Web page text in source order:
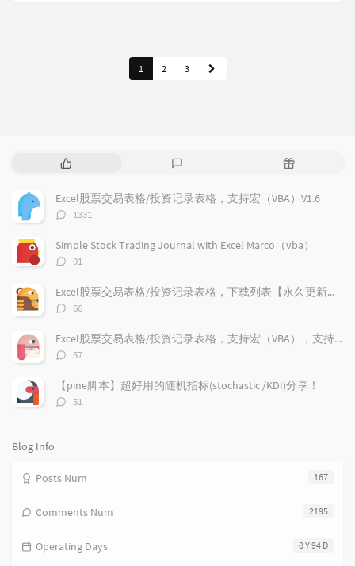
1 2 3
P
p
u
a
r
r
t
c
l
s
t
e
t
m
n
R
m
t
Excel股票交易表格/投资记录表格，支持宏（VBA）V1.6
评
数：
1331
Simple Stock Trading Journal with Excel Marco（vba）
评
数：
91
Excel股票交易表格/投资记录表格，下载列表【永久更新支持】
评
数：
66
Excel股票交易表格/投资记录表格，支持宏（VBA），支持加密货币兑换记录，更新V1.9
评
数：
57
【pine脚本】超好用的随机指标(stochastic /KDI)分享！
评
51
Blog Info
167
Posts Num
2195
Comments Num
8 Y 94 D
Operating Days